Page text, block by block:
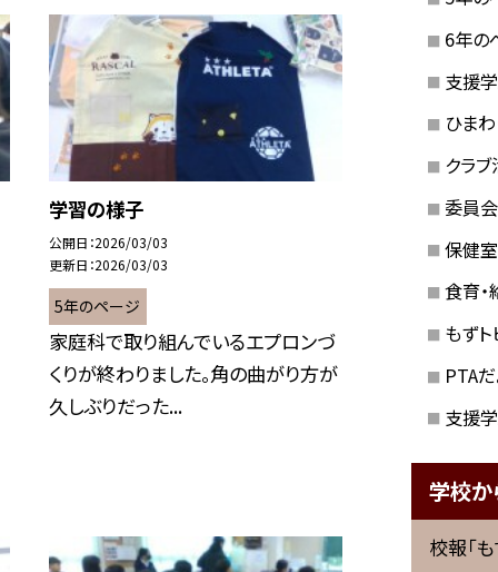
学習の様子
公開日 2026/03/03
更新日 2026/03/03
5年のページ
家庭科で取り組んでいるエプロンづ
くりが終わりました。角の曲がり方が
久しぶりだった...
6年の
支援
ひま
クラ
委員
保健
食育・
もずト
PTA
支援
学校か
校報「も